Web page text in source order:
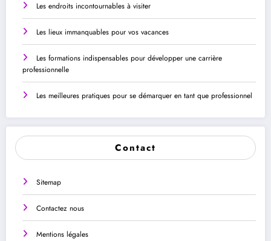
Les endroits incontournables à visiter
Les lieux immanquables pour vos vacances
Les formations indispensables pour développer une carrière
professionnelle
Les meilleures pratiques pour se démarquer en tant que professionnel
Contact
Sitemap
Contactez nous
Mentions légales